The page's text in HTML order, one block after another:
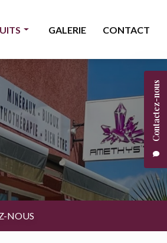
Contactez-nous
accessoires
GALERIE CONTACT
NOUS